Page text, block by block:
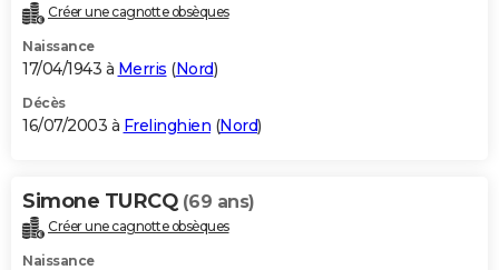
Créer une cagnotte obsèques
Naissance
17/04/1943 à Merris (Nord)
Décès
16/07/2003 à Frelinghien (Nord)
Simone TURCQ (69 ans)
Créer une cagnotte obsèques
Naissance